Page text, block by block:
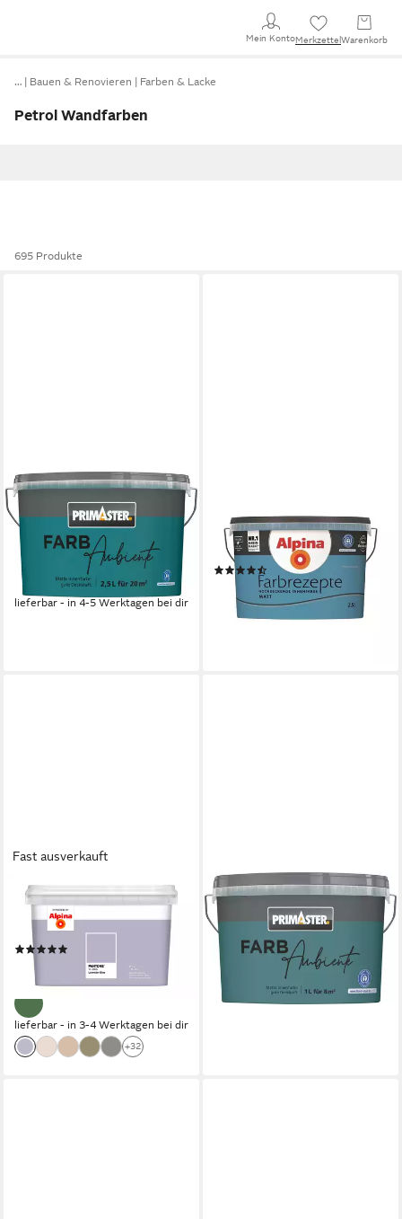
Mein KontoMerkzettel Warenkorb
… Bauen & Renovieren Farben & Lacke
Petrol Wandfarben
695 Produkte
PRIMASTER
Wandfarbe Primaster
Farbambiente Wandfarbe
matt petrol 2,5 L
26,29 €
(10,52 €/ 1 l)
lieferbar - in 4-5 Werktagen bei dir
Weiter Horizont Volles
Azurblau
(84)
30,99 €
(12,40 €/ 1 l)
lieferbar - in 4-5 Werktagen bei dir
Fast ausverkauft
ALPINA
Wandfarbe Alpina PANTONE®
2,5 Liter
ab 34,99 €
(14,00 €/ 1 l)
lieferbar - in 3-4 Werktagen bei dir
+32
PRIMASTER
Wandfarbe Primaster
Farbambiente Wandfarbe
matt petrol 1 L
14,14 €
lieferbar - in 4-5 Werktagen bei dir